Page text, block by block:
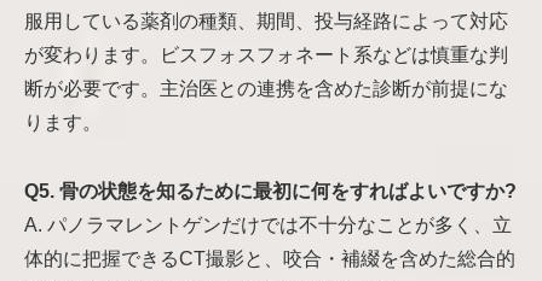
服用している薬剤の種類、期間、投与経路によって対応
が変わります。ビスフォスフォネート系などは慎重な判
断が必要です。主治医との連携を含めた診断が前提にな
ります。
Q5. 骨の状態を知るために最初に何をすればよいですか?
A. パノラマレントゲンだけでは不十分なことが多く、立
体的に把握できるCT撮影と、咬合・補綴を含めた総合的